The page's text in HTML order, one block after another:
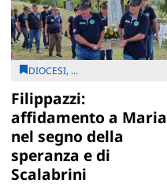
DIOCESI, ...
Filippazzi:
affidamento a Maria
nel segno della
speranza e di
Scalabrini